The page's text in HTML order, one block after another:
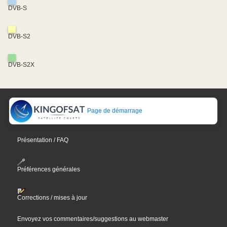
DVB-S
DVB-S2
DVB-S2X
Page de démarrage
Présentation / FAQ
Préférences générales
Corrections / mises à jour
Envoyez vos commentaires/suggestions au webmaster